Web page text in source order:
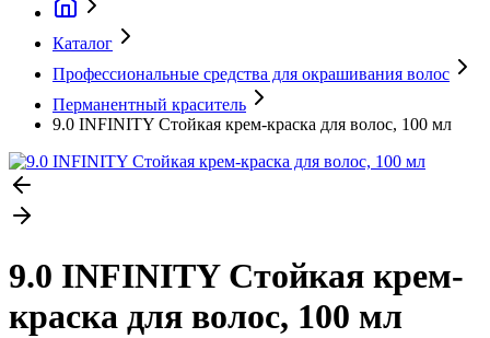
Каталог
Профессиональные средства для окрашивания волос
Перманентный краситель
9.0 INFINITY Стойкая крем-краска для волос, 100 мл
9.0 INFINITY Стойкая крем-
краска для волос, 100 мл